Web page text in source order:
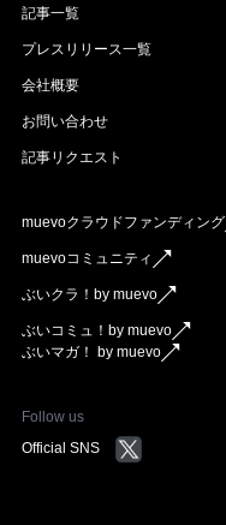
記事一覧
プレスリリース一覧
会社概要
お問い合わせ
記事リクエスト
muevoクラウドファンディング
muevoコミュニティ
ぶいクラ！by muevo
ぶいコミュ！by muevo
ぶいマガ！ by muevo
Follow us
Official SNS